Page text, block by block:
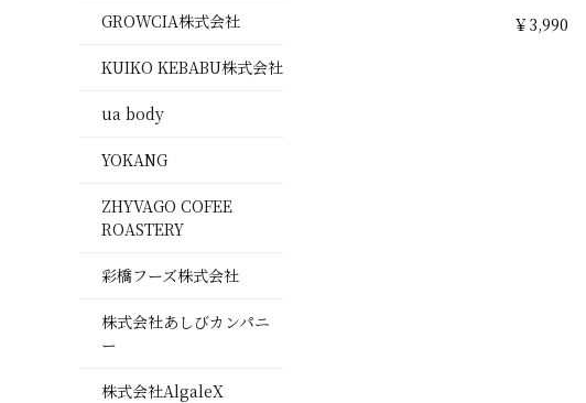
GROWCIA株式会社
KUIKO KEBABU株式会社
ua body
YOKANG
ZHYVAGO COFEE
ROASTERY
彩橋フーズ株式会社
株式会社あしびカンパニ
ー
株式会社AlgaleX
￥3,990